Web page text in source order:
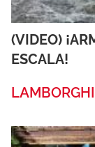
(VIDEO)
ESCALA!